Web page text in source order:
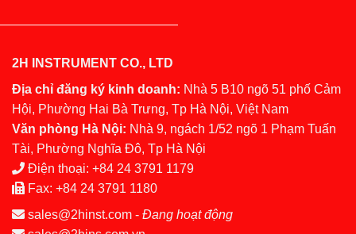
2H INSTRUMENT CO., LTD
Địa chỉ đăng ký kinh doanh: Nhà 5 B10 ngõ 51 phố Cảm
Hội, Phường Hai Bà Trưng, Tp Hà Nội, Việt Nam
Văn phòng Hà Nội: Nhà 9, ngách 1/52 ngõ 1 Phạm Tuấn
Tài, Phường Nghĩa Đô, Tp Hà Nội
Điện thoại: +84 24 3791 1179
Fax: +84 24 3791 1180
sales@2hinst.com - Đang hoạt động